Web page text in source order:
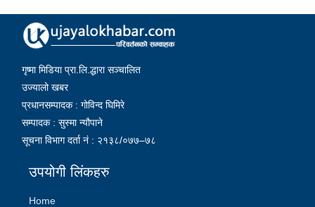
गृष्मा मिडिया प्रा.लि.द्धारा सञ्चालित
उज्यालो खबर
प्रधानसम्पादक : गोविन्द घिमिरे
सम्पादक : सुस्मा न्यौपाने
सूचना विभाग दर्ता नं : २१३८/०७७–७८
उपयोगी लिंकहरु
Home